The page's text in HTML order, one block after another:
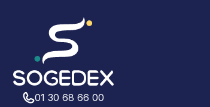
01 30 68 66 00